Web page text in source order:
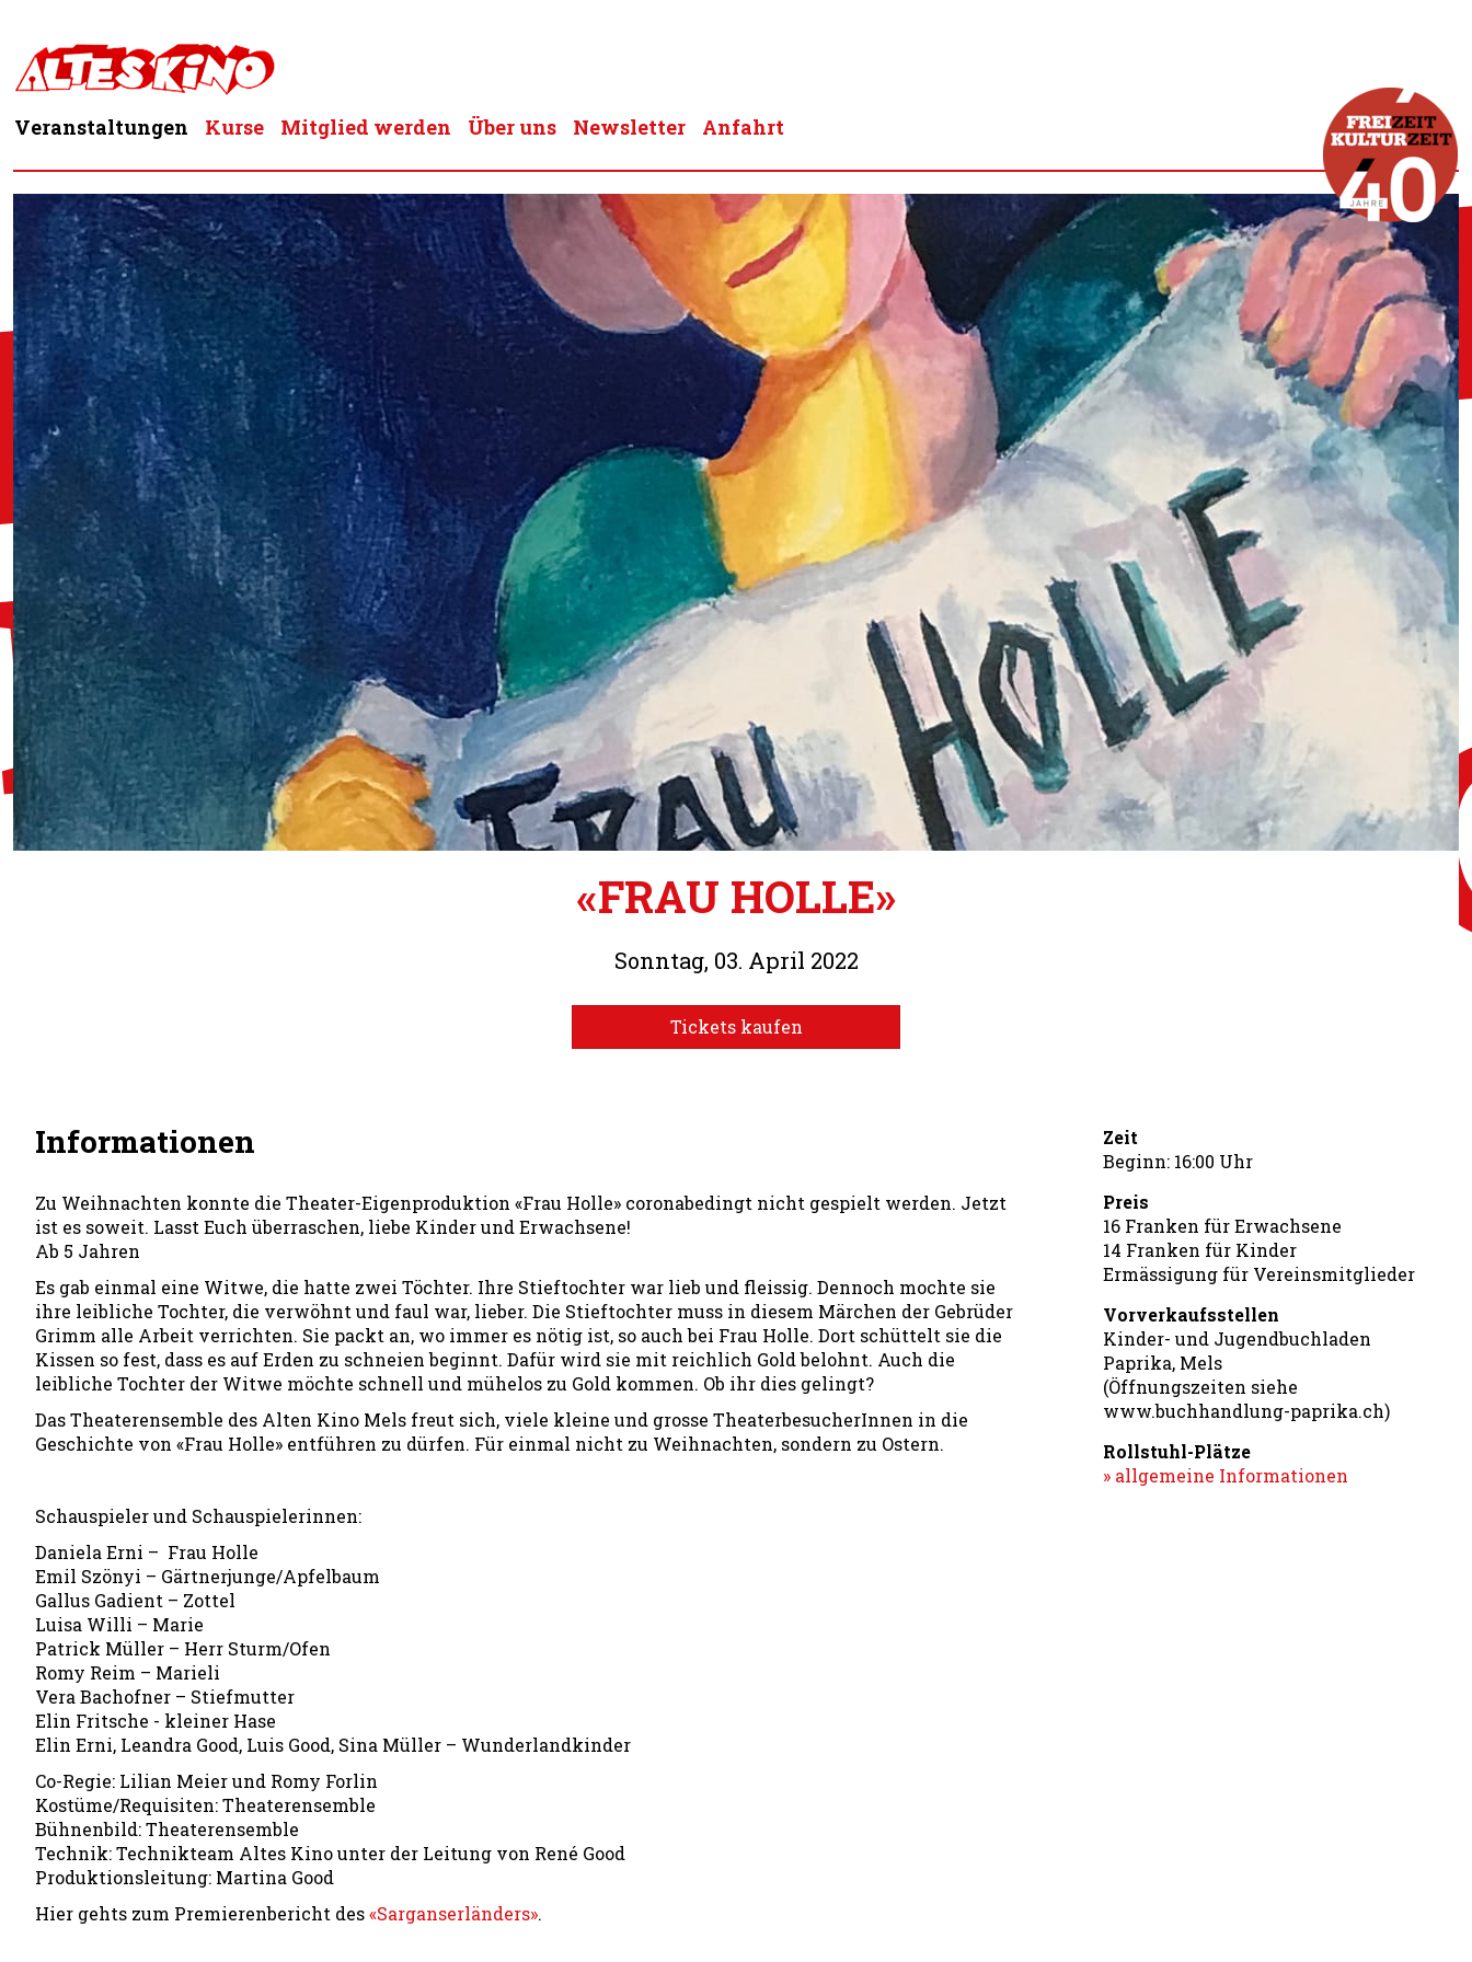
springen
Veranstaltungen Kurse Mitglied werden Über uns Newsletter Anfahrt
«FRAU HOLLE»
Sonntag, 03. April 2022
Tickets kaufen
Zeit
Beginn: 16:00 Uhr
Preis
16 Franken für Erwachsene
14 Franken für Kinder
Ermässigung für Vereinsmitglieder
Vorverkaufsstellen
Kinder- und Jugendbuchladen
Paprika, Mels
(Öffnungszeiten siehe
www.buchhandlung-paprika.ch)
Rollstuhl-Plätze
» allgemeine Informationen
Informationen
Zu Weihnachten konnte die Theater-Eigenproduktion «Frau Holle» coronabedingt nicht gespielt werden. Jetzt
ist es soweit. Lasst Euch überraschen, liebe Kinder und Erwachsene!
Ab 5 Jahren
Es gab einmal eine Witwe, die hatte zwei Töchter. Ihre Stieftochter war lieb und fleissig. Dennoch mochte sie
ihre leibliche Tochter, die verwöhnt und faul war, lieber. Die Stieftochter muss in diesem Märchen der Gebrüder
Grimm alle Arbeit verrichten. Sie packt an, wo immer es nötig ist, so auch bei Frau Holle. Dort schüttelt sie die
Kissen so fest, dass es auf Erden zu schneien beginnt. Dafür wird sie mit reichlich Gold belohnt. Auch die
leibliche Tochter der Witwe möchte schnell und mühelos zu Gold kommen. Ob ihr dies gelingt?
Das Theaterensemble des Alten Kino Mels freut sich, viele kleine und grosse TheaterbesucherInnen in die
Geschichte von «Frau Holle» entführen zu dürfen. Für einmal nicht zu Weihnachten, sondern zu Ostern.
Schauspieler und Schauspielerinnen:
Daniela Erni – Frau Holle
Emil Szönyi – Gärtnerjunge/Apfelbaum
Gallus Gadient – Zottel
Luisa Willi – Marie
Patrick Müller – Herr Sturm/Ofen
Romy Reim – Marieli
Vera Bachofner – Stiefmutter
Elin Fritsche - kleiner Hase
Elin Erni, Leandra Good, Luis Good, Sina Müller – Wunderlandkinder
Co-Regie: Lilian Meier und Romy Forlin
Kostüme/Requisiten: Theaterensemble
Bühnenbild: Theaterensemble
Technik: Technikteam Altes Kino unter der Leitung von René Good
Produktionsleitung: Martina Good
Hier gehts zum Premierenbericht des«Sarganserländers».